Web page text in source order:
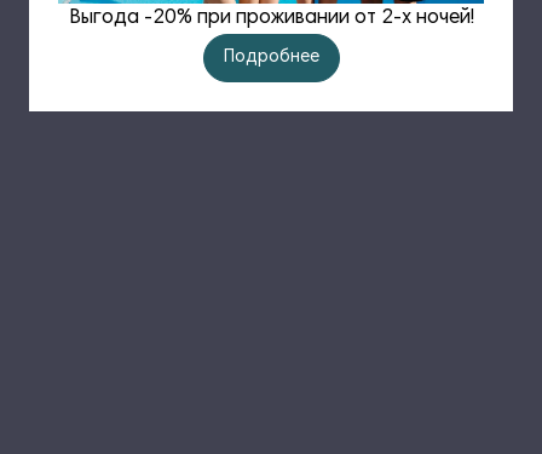
Выгода -20% при проживании от 2-х ночей!
Подробнее